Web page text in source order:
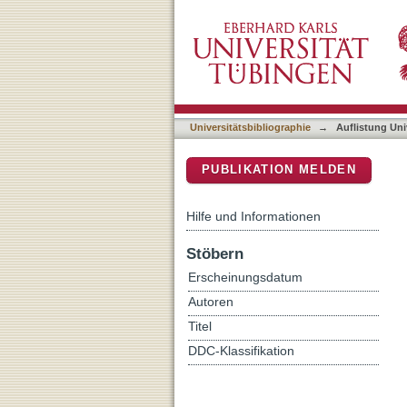
Universitätsbibliographie → Auflistung
PUBLIKATION MELDEN
Hilfe und Informationen
Stöbern
Erscheinungsdatum
Autoren
Titel
DDC-Klassifikation